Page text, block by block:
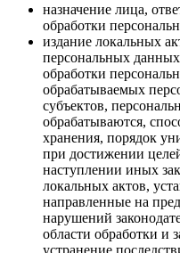
назначение лица,
обработки
издание локальных
персональных
обработки
обрабатываемых
субъектов,
обрабатываются,
хранения, порядок
при достижении
наступлении иных
локальных актов,
направленные на
нарушений
области обработки и
устранение